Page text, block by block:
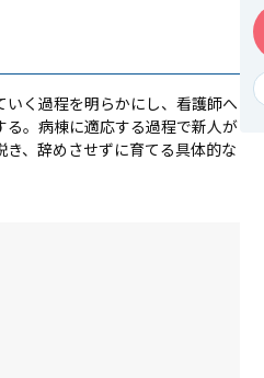
く過程を明らかにし、看護師へ
。病棟に適応する過程で新人が
、辞めさせずに育てる具体的な